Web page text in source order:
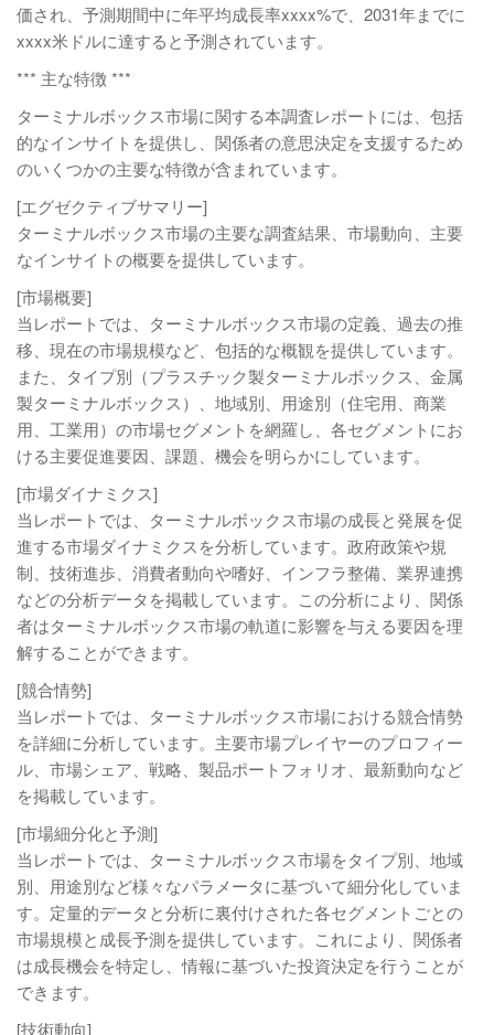
価され、予測期間中に年平均成長率xxxx%で、2031年までに
xxxx米ドルに達すると予測されています。
*** 主な特徴 ***
ターミナルボックス市場に関する本調査レポートには、包括
的なインサイトを提供し、関係者の意思決定を支援するため
のいくつかの主要な特徴が含まれています。
[エグゼクティブサマリー]
ターミナルボックス市場の主要な調査結果、市場動向、主要
なインサイトの概要を提供しています。
[市場概要]
当レポートでは、ターミナルボックス市場の定義、過去の推
移、現在の市場規模など、包括的な概観を提供しています。
また、タイプ別（プラスチック製ターミナルボックス、金属
製ターミナルボックス）、地域別、用途別（住宅用、商業
用、工業用）の市場セグメントを網羅し、各セグメントにお
ける主要促進要因、課題、機会を明らかにしています。
[市場ダイナミクス]
当レポートでは、ターミナルボックス市場の成長と発展を促
進する市場ダイナミクスを分析しています。政府政策や規
制、技術進歩、消費者動向や嗜好、インフラ整備、業界連携
などの分析データを掲載しています。この分析により、関係
者はターミナルボックス市場の軌道に影響を与える要因を理
解することができます。
[競合情勢]
当レポートでは、ターミナルボックス市場における競合情勢
を詳細に分析しています。主要市場プレイヤーのプロフィー
ル、市場シェア、戦略、製品ポートフォリオ、最新動向など
を掲載しています。
[市場細分化と予測]
当レポートでは、ターミナルボックス市場をタイプ別、地域
別、用途別など様々なパラメータに基づいて細分化していま
す。定量的データと分析に裏付けされた各セグメントごとの
市場規模と成長予測を提供しています。これにより、関係者
は成長機会を特定し、情報に基づいた投資決定を行うことが
できます。
[技術動向]